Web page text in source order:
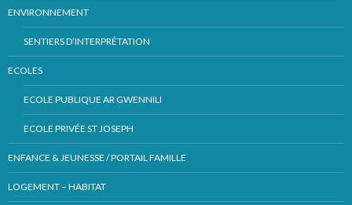
ENVIRONNEMENT
SENTIERS D’INTERPRÉTATION
ECOLES
ECOLE PUBLIQUE AR GWENNILI
ECOLE PRIVÉE ST JOSEPH
ENFANCE & JEUNESSE / PORTAIL FAMILLE
LOGEMENT – HABITAT